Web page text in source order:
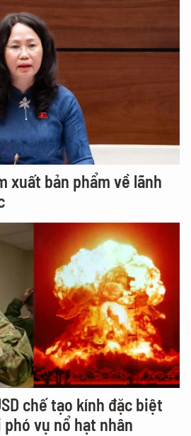
xuất bản phẩm về lãnh
chế tạo kính đặc biệt
vụ nổ hạt nhân